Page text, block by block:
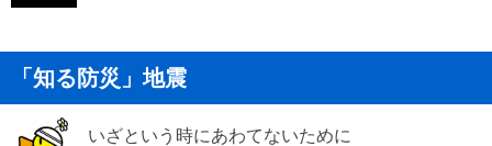
「知る防災」地震
いざという時にあわてないために